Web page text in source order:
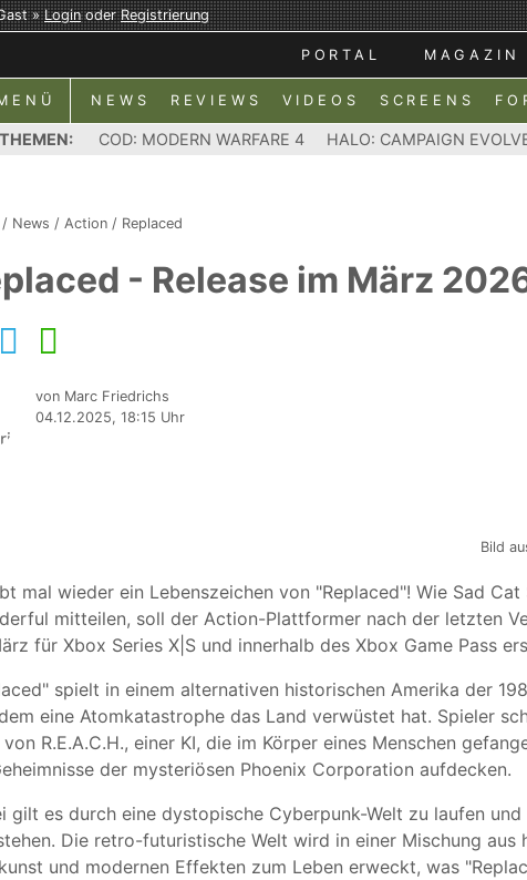
»LoginoderRegistrierung
PORTAL MAGAZIN
NEWS REVIEWS VIDEOS SCREENS
COD: MODERN WARFARE 4 HALO: CAMPAIGN
/ News / Action / Replaced
- Release im März
von Marc Friedrichs
04.12.2025, 18:15 Uhr
Bild
mal wieder ein Lebenszeichen von "Replaced"! Wie Sad Cat
mitteilen, soll der Action-Plattformer nach der letzten
für Xbox Series X|S und innerhalb des Xbox Game Pass
spielt in einem alternativen historischen Amerika der
eine Atomkatastrophe das Land verwüstet hat. Spieler
von R.E.A.C.H., einer KI, die im Körper eines Menschen
der mysteriösen Phoenix Corporation aufdecken.
gilt es durch eine dystopische Cyberpunk-Welt zu laufen und
Die retro-futuristische Welt wird in einer Mischung aus
und modernen Effekten zum Leben erweckt, was